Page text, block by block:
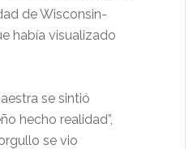
de Wisconsin-
había visualizado
se sintió
hecho realidad”,
se vio